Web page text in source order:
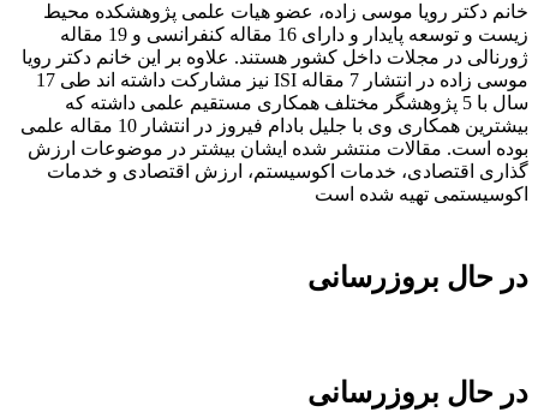
خانم دکتر رویا موسی زاده، عضو هیات علمی پژوهشکده محیط
زیست و توسعه پایدار و دارای 16 مقاله کنفرانسی و 19 مقاله
ژورنالی در مجلات داخل کشور هستند. علاوه بر این خانم دکتر رویا
موسی زاده در انتشار 7 مقاله ISI نیز مشارکت داشته اند طی 17
سال با 5 پژوهشگر مختلف همکاری مستقیم علمی داشته که
بیشترین همکاری وی با جلیل بادام فیروز در انتشار 10 مقاله علمی
بوده است. مقالات منتشر شده ایشان بیشتر در موضوعات ارزش
گذاری اقتصادی، خدمات اکوسیستم، ارزش اقتصادی و خدمات
اکوسیستمی تهیه شده است
در حال بروزرسانی
در حال بروزرسانی